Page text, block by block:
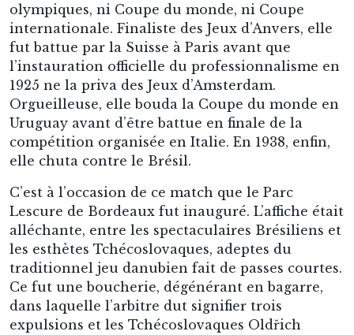
olympiques, ni Coupe du monde, ni Coupe
internationale. Finaliste des Jeux d’Anvers, elle
fut battue par la Suisse à Paris avant que
l’instauration officielle du professionnalisme en
1925 ne la priva des Jeux d’Amsterdam.
Orgueilleuse, elle bouda la Coupe du monde en
Uruguay avant d’être battue en finale de la
compétition organisée en Italie. En 1938, enfin,
elle chuta contre le Brésil.
C’est à l’occasion de ce match que le Parc
Lescure de Bordeaux fut inauguré. L’affiche était
alléchante, entre les spectaculaires Brésiliens et
les esthètes Tchécoslovaques, adeptes du
traditionnel jeu danubien fait de passes courtes.
Ce fut une boucherie, dégénérant en bagarre,
dans laquelle l’arbitre dut signifier trois
expulsions et les Tchécoslovaques Oldřich